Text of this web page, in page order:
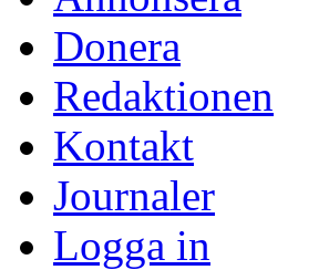
Donera
Redaktionen
Kontakt
Journaler
Logga in